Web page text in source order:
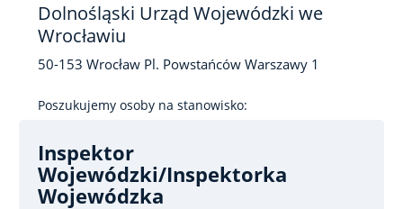
Dolnośląski Urząd Wojewódzki we
Wrocławiu
50-153 Wrocław Pl. Powstańców Warszawy 1
Poszukujemy osoby na stanowisko:
Inspektor
Wojewódzki/inspektorka
Wojewódzka